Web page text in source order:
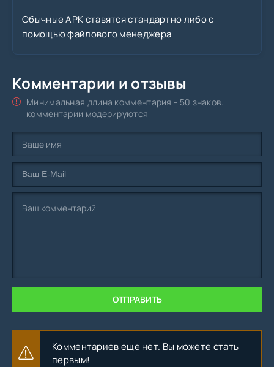
Обычные APK ставятся стандартно либо с
помощью файлового менеджера
Комментарии и отзывы
Минимальная длина комментария - 50 знаков.
комментарии модерируются
ОТПРАВИТЬ
Комментариев еще нет. Вы можете стать
первым!